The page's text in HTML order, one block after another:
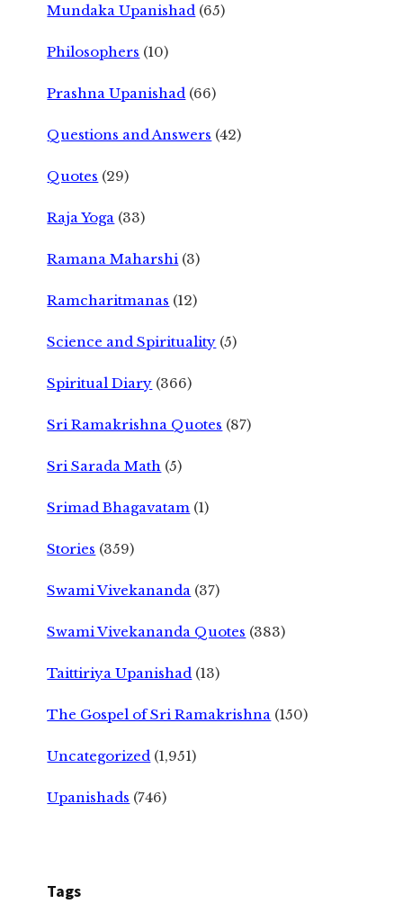
Mundaka Upanishad (65)
Philosophers (10)
Prashna Upanishad (66)
Questions and Answers (42)
Quotes (29)
Raja Yoga (33)
Ramana Maharshi (3)
Ramcharitmanas (12)
Science and Spirituality (5)
Spiritual Diary (366)
Sri Ramakrishna Quotes (87)
Sri Sarada Math (5)
Srimad Bhagavatam (1)
Stories (359)
Swami Vivekananda (37)
Swami Vivekananda Quotes (383)
Taittiriya Upanishad (13)
The Gospel of Sri Ramakrishna (150)
Uncategorized (1,951)
Upanishads (746)
Tags